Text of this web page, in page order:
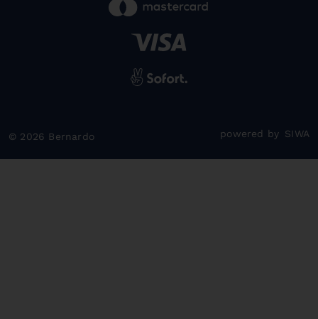
© 2026 Bernardo powered by SIWA